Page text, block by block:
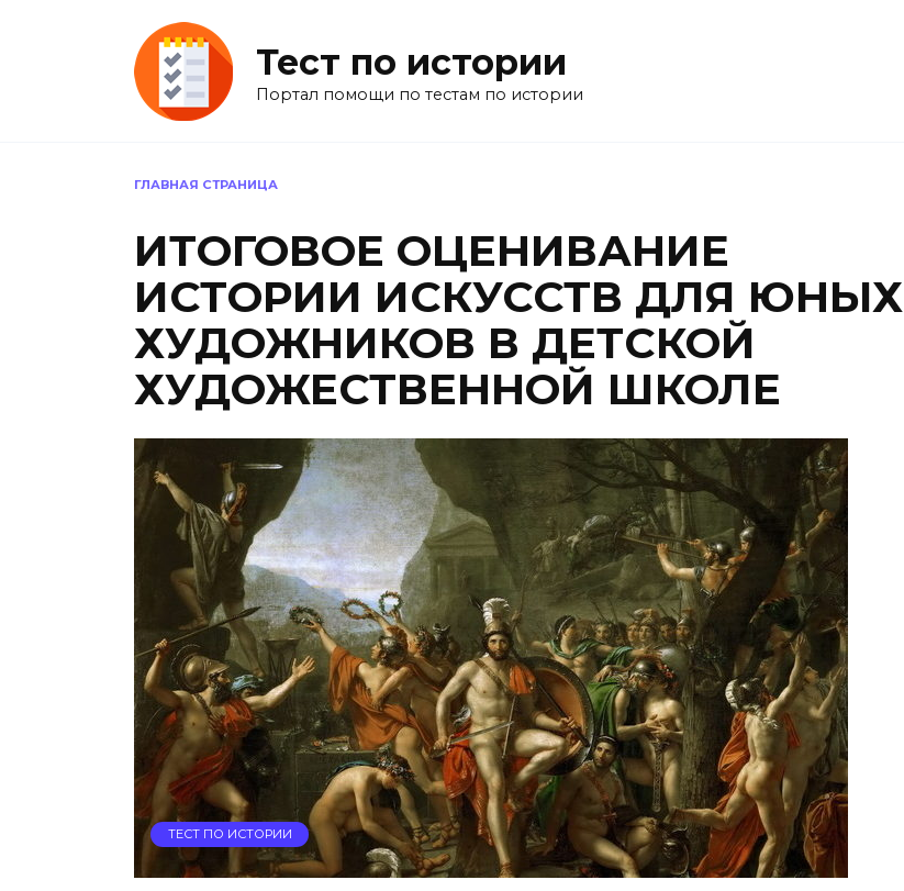
Тест по истории
Портал помощи по тестам по истории
ГЛАВНАЯ СТРАНИЦА
ИТОГОВОЕ ОЦЕНИВАНИЕ
ИСТОРИИ ИСКУССТВ ДЛЯ ЮНЫХ
ХУДОЖНИКОВ В ДЕТСКОЙ
ХУДОЖЕСТВЕННОЙ ШКОЛЕ
ТЕСТ ПО ИСТОРИИ